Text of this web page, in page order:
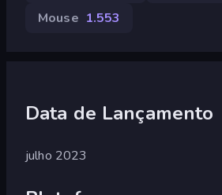
Mouse 1.553
Data de Lançamento
julho 2023